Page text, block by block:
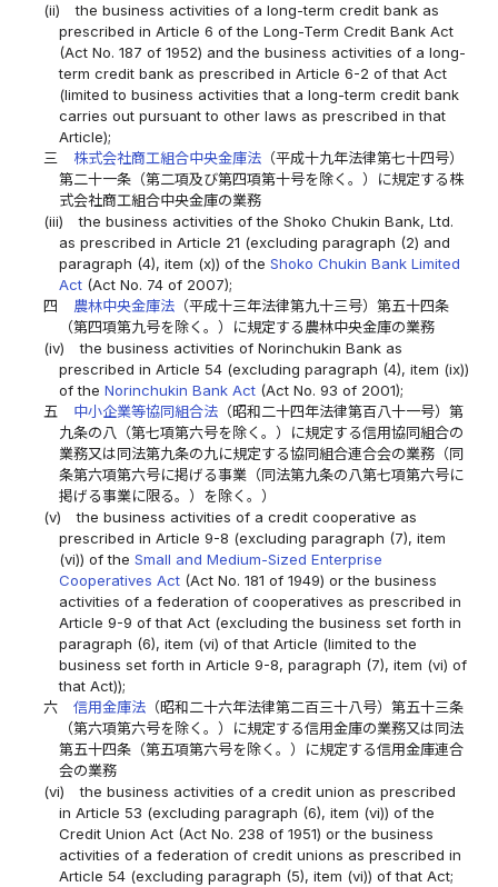
(ii)
the business activities of a long-term credit bank as
prescribed in Article 6 of the Long-Term Credit Bank Act
(Act No. 187 of 1952) and the business activities of a long-
term credit bank as prescribed in Article 6-2 of that Act
(limited to business activities that a long-term credit bank
carries out pursuant to other laws as prescribed in that
Article);
三
株式会社商工組合中央金庫法（平成十九年法律第七十四号）
第二十一条（第二項及び第四項第十号を除く。）に規定する株
式会社商工組合中央金庫の業務
(iii)
the business activities of the Shoko Chukin Bank, Ltd.
as prescribed in Article 21 (excluding paragraph (2) and
paragraph (4), item (x)) of the Shoko Chukin Bank Limited
Act (Act No. 74 of 2007);
四
農林中央金庫法（平成十三年法律第九十三号）第五十四条
（第四項第九号を除く。）に規定する農林中央金庫の業務
(iv)
the business activities of Norinchukin Bank as
prescribed in Article 54 (excluding paragraph (4), item (ix))
of the Norinchukin Bank Act(Act No. 93 of 2001);
五
中小企業等協同組合法（昭和二十四年法律第百八十一号）第
九条の八（第七項第六号を除く。）に規定する信用協同組合の
業務又は同法第九条の九に規定する協同組合連合会の業務（同
条第六項第六号に掲げる事業（同法第九条の八第七項第六号に
掲げる事業に限る。）を除く。）
(v)
the business activities of a credit cooperative as
prescribed in Article 9-8 (excluding paragraph (7), item
(vi)) of the Small and Medium-Sized Enterprise
Cooperatives Act(Act No. 181 of 1949) or the business
activities of a federation of cooperatives as prescribed in
Article 9-9 of that Act (excluding the business set forth in
paragraph (6), item (vi) of that Article (limited to the
business set forth in Article 9-8, paragraph (7), item (vi) of
that Act));
六
信用金庫法（昭和二十六年法律第二百三十八号）第五十三条
（第六項第六号を除く。）に規定する信用金庫の業務又は同法
第五十四条（第五項第六号を除く。）に規定する信用金庫連合
会の業務
(vi)
the business activities of a credit union as prescribed
in Article 53 (excluding paragraph (6), item (vi)) of the
Credit Union Act (Act No. 238 of 1951) or the business
activities of a federation of credit unions as prescribed in
Article 54 (excluding paragraph (5), item (vi)) of that Act;